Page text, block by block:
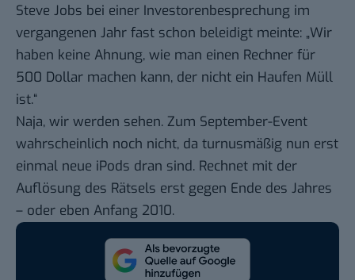
Steve Jobs bei einer Investorenbesprechung im
vergangenen Jahr fast schon beleidigt meinte: „Wir
haben keine Ahnung, wie man einen Rechner für
500 Dollar machen kann, der nicht ein Haufen Müll
ist.“
Naja, wir werden sehen. Zum September-Event
wahrscheinlich noch nicht, da turnusmäßig nun erst
einmal neue iPods dran sind. Rechnet mit der
Auflösung des Rätsels erst gegen Ende des Jahres
– oder eben Anfang 2010.